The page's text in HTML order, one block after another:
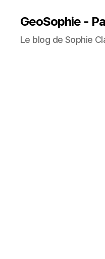
GeoSophie -
Le blog de Sophie